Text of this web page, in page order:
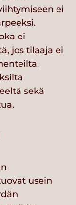
ei
ei
jos tilaaja ei
sekä
usein